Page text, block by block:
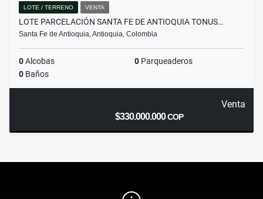
LOTE / TERRENO VENTA
LOTE PARCELACIÓN SANTA FE DE ANTIOQUIA TONUS…
Santa Fe de Antioquia, Antioquia, Colombia
0Alcobas 0 Parqueaderos
0 Baños
Venta
$330.000.000COP